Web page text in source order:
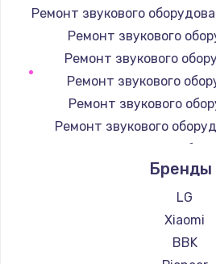
Чистка
1500 руб.
Заказать
Ремонт
3650 руб.
Заказать
Ремонт звукового
Ремонт звукового
Ремонт звукового
Ремонт звукового
Ремонт звукового
Ремонт звукового
Ремонт звукового
Бренды
LG
Xiaomi
BBK